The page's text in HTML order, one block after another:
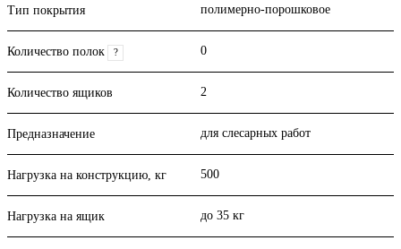
Тип покрытия полимерно-порошковое
Количество полок ? 0
Количество ящиков 2
Предназначение для слесарных работ
Нагрузка на конструкцию, кг 500
Нагрузка на ящик до 35 кг